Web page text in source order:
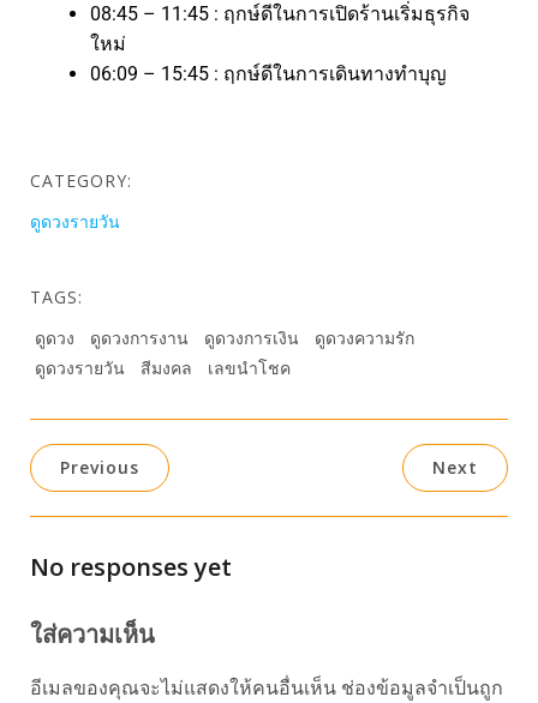
08:45 – 11:45 : ฤกษ์ดีในการเปิดร้านเริ่มธุรกิจ
ใหม่
06:09 – 15:45 : ฤกษ์ดีในการเดินทางทำบุญ
CATEGORY:
ดูดวงรายวัน
TAGS:
ดูดวง
ดูดวงการงาน ดูดวงการเงิน
ดูดวงความรัก
ดูดวงรายวัน
สีมงคล เลขนำโชค
Previous Next
No responses yet
ใส่ความเห็น
อีเมลของคุณจะไม่แสดงให้คนอื่นเห็น ช่องข้อมูลจำเป็นถูก